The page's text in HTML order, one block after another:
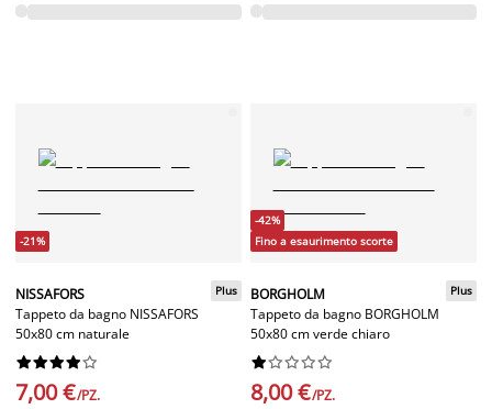
-21%
NISSAFORS
Tappeto da bagno NISSAFORS
50x80 cm naturale
Plus






7,00 €/PZ.
-42%
Fino a esaurimento scorte
BORGHOLM
Tappeto da bagno BORGHOLM
50x80 cm verde chiaro
Plus






8,00 €/PZ.